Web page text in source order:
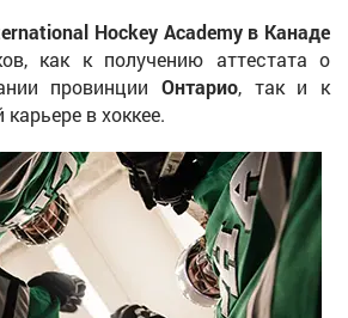
Hockey Academy в Канаде
как к получению аттестата о
провинции Онтарио, так и к
в хоккее.